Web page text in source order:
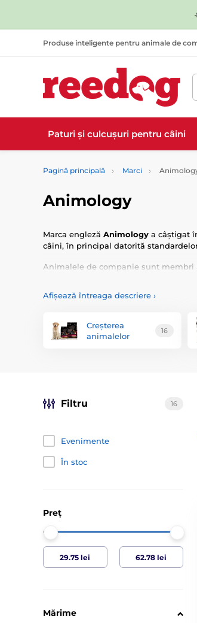
Produse inteligente pentru animale de
Paturi și culcușuri pentru câini
Pagină principală Marci
Animology
Marca engleză Animology a câștigat
câini, în principal datorită
Animalele de companie sunt membri
Afișează întreaga descriere ›
Creșterea
animalelor
16
Filtru 16
Evenimente
În stoc
Preț
Mărime